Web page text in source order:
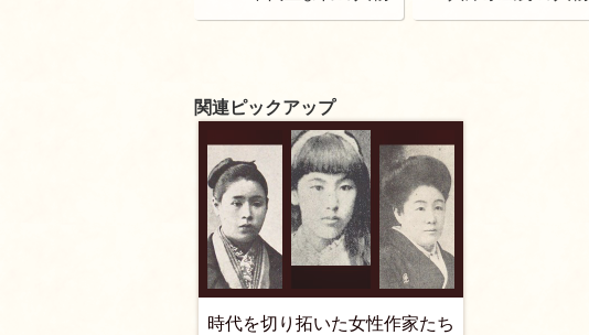
関連ピックアップ
時代を切り拓いた女性作家たち